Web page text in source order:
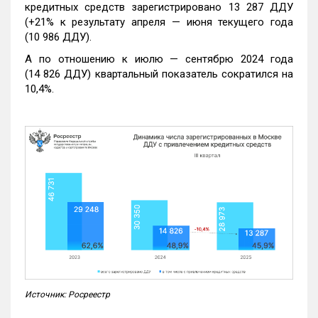
кредитных средств зарегистрировано 13 287 ДДУ
(+21% к результату апреля — июня текущего года
(10 986 ДДУ).
А по отношению к июлю — сентябрю 2024 года
(14 826 ДДУ) квартальный показатель сократился на
10,4%.
Источник: Росреестр